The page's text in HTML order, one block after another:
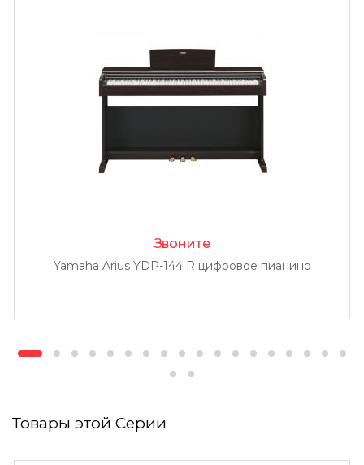
Звоните
Yamaha Arius YDP-144 R цифровое пианино
Товары этой Серии